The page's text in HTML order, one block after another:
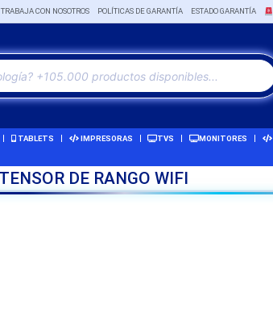
TRABAJA CON NOSOTROS POLÍTICAS DE GARANTÍA ESTADO GARANTÍA
TABLETS IMPRESORAS TVS MONITORES
DE RANGO WIFI